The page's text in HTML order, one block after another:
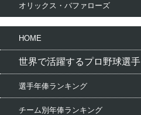
オリックス・バファローズ
HOME
世界で活躍するプロ野球選手
選手年俸ランキング
チーム別年俸ランキング